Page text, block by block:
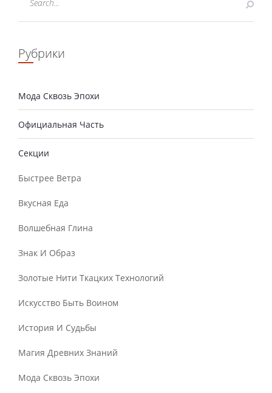
Рубрики
Мода Сквозь Эпохи
Официальная Часть
Секции
Быстрее Ветра
Вкусная Еда
Волшебная Глина
Знак И Образ
Золотые Нити Ткацких Технологий
Искусство Быть Воином
История И Судьбы
Магия Древних Знаний
Мода Сквозь Эпохи